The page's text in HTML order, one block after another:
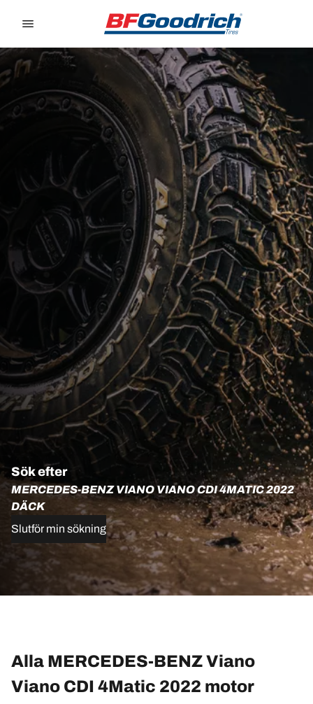
Sök efter
MERCEDES-BENZ VIANO VIANO CDI 4MATIC 2022
DÄCK
Slutför min sökning
Alla MERCEDES-BENZ Viano
Viano CDI 4Matic 2022 motor